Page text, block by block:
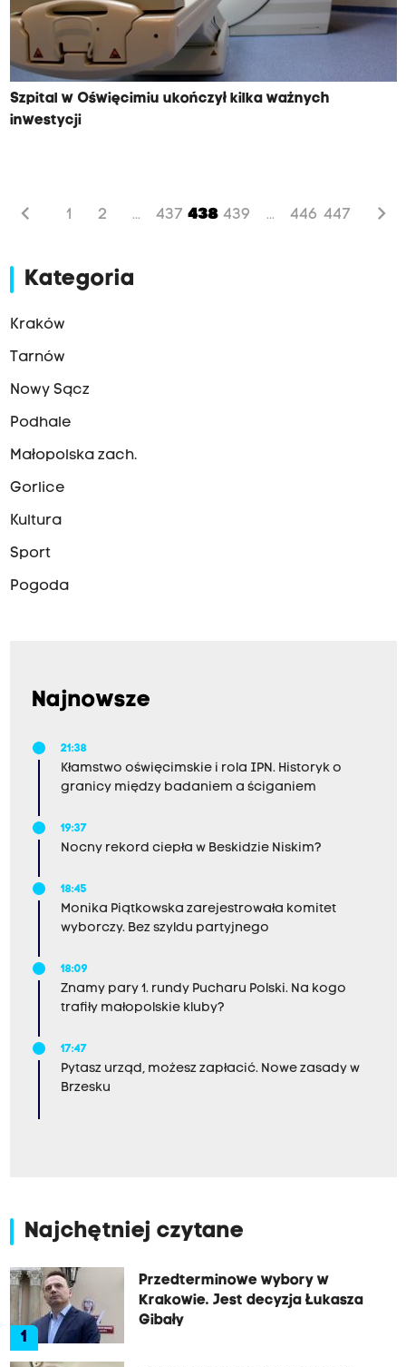
Szpital w Oświęcimiu ukończył kilka ważnych
inwestycji
chevron_left 1 2 ... 437 438 439 ... 446 447 chevron_right
Kategoria
Kraków
Tarnów
Nowy Sącz
Podhale
Małopolska zach.
Gorlice
Kultura
Sport
Pogoda
Najnowsze
21:38
Kłamstwo oświęcimskie i rola IPN. Historyk o
granicy między badaniem a ściganiem
19:37
Nocny rekord ciepła w Beskidzie Niskim?
18:45
Monika Piątkowska zarejestrowała komitet
wyborczy. Bez szyldu partyjnego
18:09
Znamy pary 1. rundy Pucharu Polski. Na kogo
trafiły małopolskie kluby?
17:47
Pytasz urząd, możesz zapłacić. Nowe zasady w
Brzesku
Najchętniej czytane
1
Przedterminowe wybory w
Krakowie. Jest decyzja Łukasza
Gibały